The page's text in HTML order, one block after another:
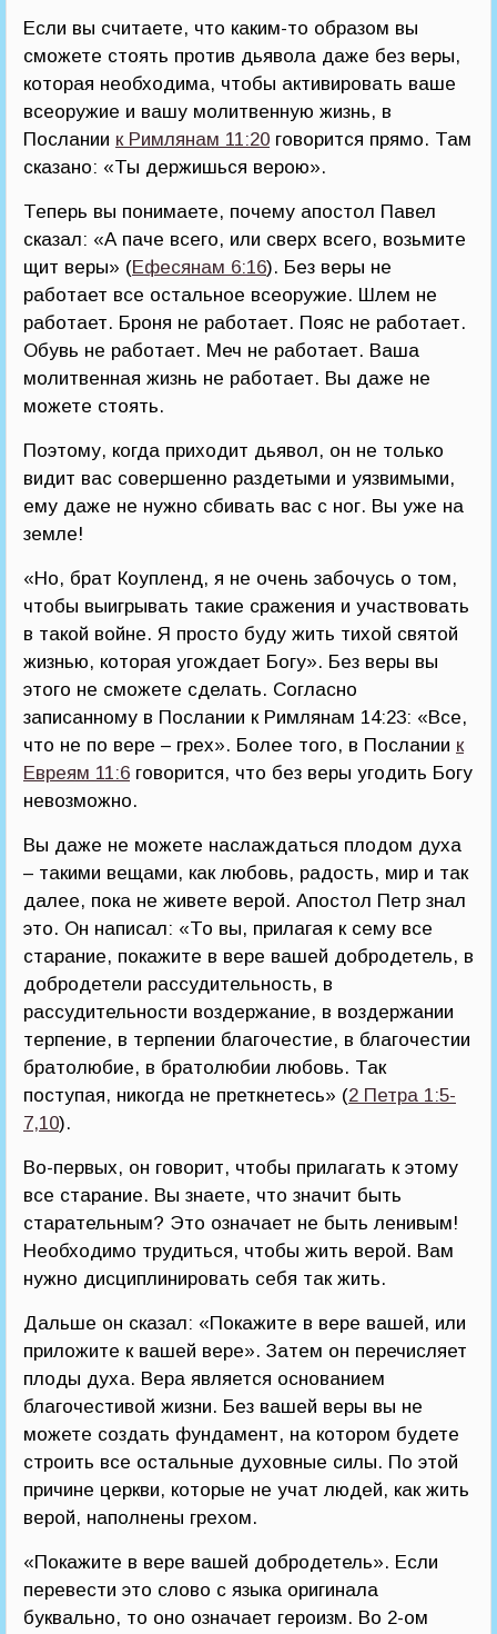
Если вы считаете, что каким-то образом вы
сможете стоять против дьявола даже без веры,
которая необходима, чтобы активировать ваше
всеоружие и вашу молитвенную жизнь, в
Послании к Римлянам 11:20 говорится прямо. Там
сказано: «Ты держишься верою».
Теперь вы понимаете, почему апостол Павел
сказал: «А паче всего, или сверх всего, возьмите
щит веры» (Ефесянам 6:16). Без веры не
работает все остальное всеоружие. Шлем не
работает. Броня не работает. Пояс не работает.
Обувь не работает. Меч не работает. Ваша
молитвенная жизнь не работает. Вы даже не
можете стоять.
Поэтому, когда приходит дьявол, он не только
видит вас совершенно раздетыми и уязвимыми,
ему даже не нужно сбивать вас с ног. Вы уже на
земле!
«Но, брат Коупленд, я не очень забочусь о том,
чтобы выигрывать такие сражения и участвовать
в такой войне. Я просто буду жить тихой святой
жизнью, которая угождает Богу». Без веры вы
этого не сможете сделать. Согласно
записанному в Послании к Римлянам 14:23: «Все,
что не по вере – грех». Более того, в Послании к
Евреям 11:6 говорится, что без веры угодить Богу
невозможно.
Вы даже не можете наслаждаться плодом духа
– такими вещами, как любовь, радость, мир и так
далее, пока не живете верой. Апостол Петр знал
это. Он написал: «То вы, прилагая к сему все
старание, покажите в вере вашей добродетель, в
добродетели рассудительность, в
рассудительности воздержание, в воздержании
терпение, в терпении благочестие, в благочестии
братолюбие, в братолюбии любовь. Так
поступая, никогда не преткнетесь» (2 Петра 1:5-
7,10).
Во-первых, он говорит, чтобы прилагать к этому
все старание. Вы знаете, что значит быть
старательным? Это означает не быть ленивым!
Необходимо трудиться, чтобы жить верой. Вам
нужно дисциплинировать себя так жить.
Дальше он сказал: «Покажите в вере вашей, или
приложите к вашей вере». Затем он перечисляет
плоды духа. Вера является основанием
благочестивой жизни. Без вашей веры вы не
можете создать фундамент, на котором будете
строить все остальные духовные силы. По этой
причине церкви, которые не учат людей, как жить
верой, наполнены грехом.
«Покажите в вере вашей добродетель». Если
перевести это слово с языка оригинала
буквально, то оно означает героизм. Во 2-ом